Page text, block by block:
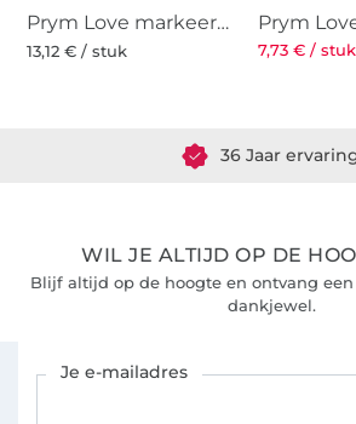
Prym Love markeerpotlood, fuchsia
13,12 € / stuk 7,73 € / stuk
36 Jaar
WIL JE ALTIJD OP DE
Blijf altijd op de hoogte en ontvang een
dankjewel.
Je e-mailadres